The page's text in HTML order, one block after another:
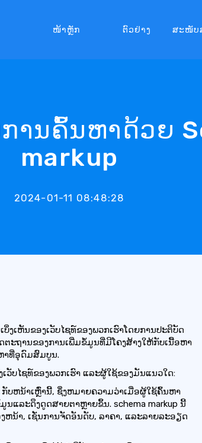
ໜ້າຫຼັກ ຕົວຢ່າງ ສະໜັບ
ານຄົ້ນຫາດ້ວຍ
markup
2024-01-11 08:48:28
ງເຫັນຂອງເວັບໄຊທ໌ຂອງພວກເຮົາໂດຍການປະຕິບັດ
ຕະຖານຂອງການເພີ່ມຂໍ້ມູນທີ່ມີໂຄງສ້າງໃຫ້ກັບເນື້ອຫາ
າທີ່ອຸດົມສົມບູນ.
ບໄຊທ໌ຂອງພວກເຮົາ ແລະຜູ້ໃຊ້ຂອງມັນແນວໃດ:
ກັບຫນ້າເຫຼົ່ານີ້, ຊຶ່ງຫມາຍຄວາມວ່າເມື່ອຜູ້ໃຊ້ຄົ້ນຫາ
ແລະດຶງດູດສາຍຕາຫຼາຍຂຶ້ນ. schema markup ນີ້
ນ້າ, ເຊັ່ນການຈັດອັນດັບ, ລາຄາ, ແລະລາຍລະອຽດ